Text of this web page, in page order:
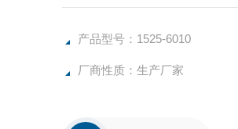
产品型号：1525-6010
厂商性质：生产厂家